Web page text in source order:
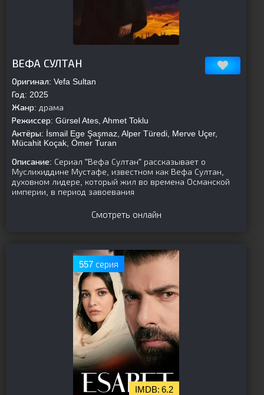
ВЕФА СУЛТАН
Оригинал: Vefa Sultan
Год: 2025
Жанр: драма
Режиссер: Gürsel Ates, Ahmet Toklu
Актёры: İsmail Ege Şaşmaz, Alper Türedi, Merve Uçer,
Mücahit Koçak, Ömer Turan
Описание: Сериал "Вефа Султан" рассказывает о
Муслихиддине Мустафе, известном как Вефа Султан,
духовном лидере, который жил во времена Османской
империи, в период завоевания
Смотреть онлайн
557 серия
6.2